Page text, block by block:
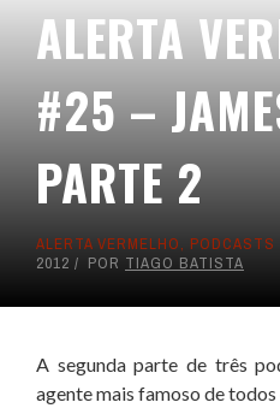
ALERTA
#25 –
PARTE 2
ALERTA VERMELHO, PODCASTS
2012
POR TIAGO BATISTA
A segunda parte de três
agente mais famoso de